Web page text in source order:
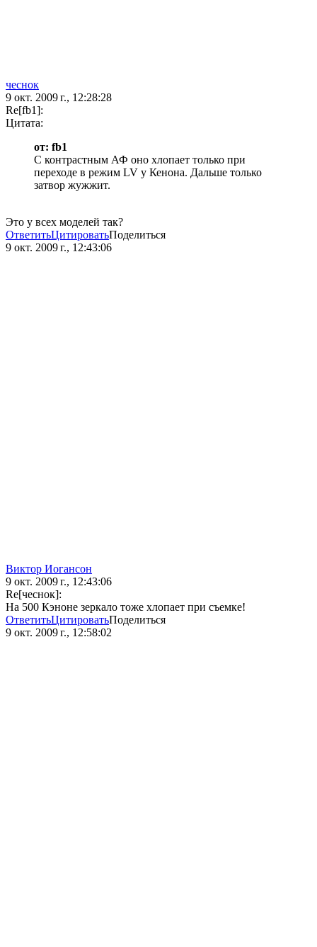
чеснок
9 окт. 2009 г., 12:28:28
Re[fb1]:
Цитата:
от: fb1
С контрастным АФ оно хлопает только при
переходе в режим LV у Кенона. Дальше только
затвор жужжит.
Это у всех моделей так?
ОтветитьЦитироватьПоделиться
9 окт. 2009 г., 12:43:06
Виктор Иогансон
9 окт. 2009 г., 12:43:06
Re[чеснок]:
На 500 Кэноне зеркало тоже хлопает при съемке!
ОтветитьЦитироватьПоделиться
9 окт. 2009 г., 12:58:02